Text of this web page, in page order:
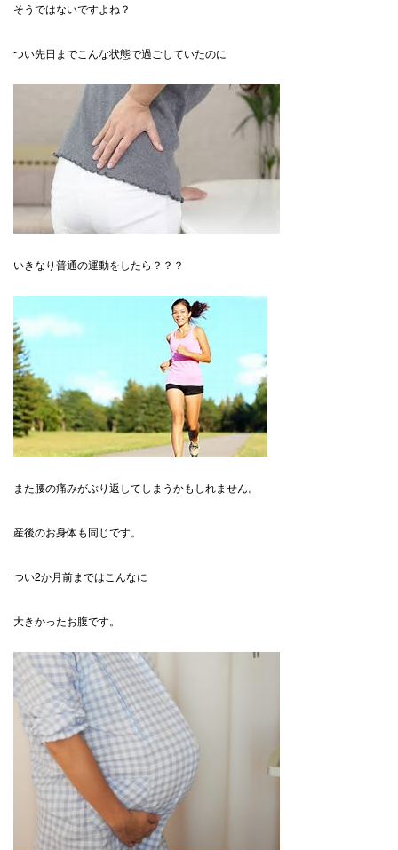
そうではないですよね？
つい先日までこんな状態で過ごしていたのに
いきなり普通の運動をしたら？？？
また腰の痛みがぶり返してしまうかもしれません。
産後のお身体も同じです。
つい2か月前まではこんなに
大きかったお腹です。